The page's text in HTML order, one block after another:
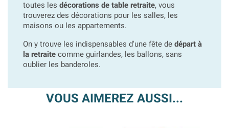
toutes les décorations de table retraite, vous
trouverez des décorations pour les salles, les
maisons ou les appartements.
On y trouve les indispensables d'une fête de départ à
la retraite comme guirlandes, les ballons, sans
oublier les banderoles.
VOUS AIMEREZ AUSSI...